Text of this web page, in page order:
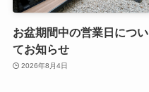
お盆期間中の営業日につい
てお知らせ
2026年8月4日